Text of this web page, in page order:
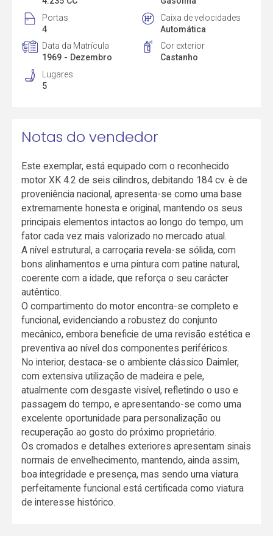
Portas
4
Caixa de velocidades
Automática
Data da Matrícula
1969 - Dezembro
Cor exterior
Castanho
Lugares
5
Notas do vendedor
Este exemplar, está equipado com o reconhecido
motor XK 4.2 de seis cilindros, debitando 184 cv. è de
proveniência nacional, apresenta-se como uma base
extremamente honesta e original, mantendo os seus
principais elementos intactos ao longo do tempo, um
fator cada vez mais valorizado no mercado atual.
A nível estrutural, a carroçaria revela-se sólida, com
bons alinhamentos e uma pintura com patine natural,
coerente com a idade, que reforça o seu carácter
autêntico.
O compartimento do motor encontra-se completo e
funcional, evidenciando a robustez do conjunto
mecânico, embora beneficie de uma revisão estética e
preventiva ao nível dos componentes periféricos.
No interior, destaca-se o ambiente clássico Daimler,
com extensiva utilização de madeira e pele,
atualmente com desgaste visível, refletindo o uso e
passagem do tempo, e apresentando-se como uma
excelente oportunidade para personalização ou
recuperação ao gosto do próximo proprietário.
Os cromados e detalhes exteriores apresentam sinais
normais de envelhecimento, mantendo, ainda assim,
boa integridade e presença, mas sendo uma viatura
perfeitamente funcional está certificada como viatura
de interesse histórico.